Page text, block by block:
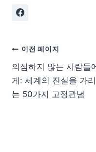
이전 페이지
의심하지 않는 사람들
게: 세계의 진실을 가리
는 50가지 고정관념